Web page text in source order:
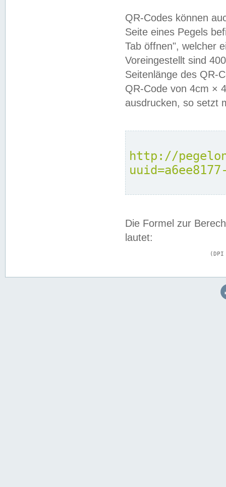
QR-Codes können
Seite eines Pegels
Tab öffnen", welcher
Voreingestellt sind
Seitenlänge des QR-
QR-Code von 4cm ×
ausdrucken, so setzt
http://
Die Formel zur
lautet: